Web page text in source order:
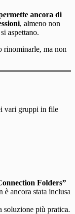
ancora di
, almeno non
aspettano.
rinominarle, ma non
vari gruppi in file
Folders”
è ancora stata inclusa
soluzione più pratica.